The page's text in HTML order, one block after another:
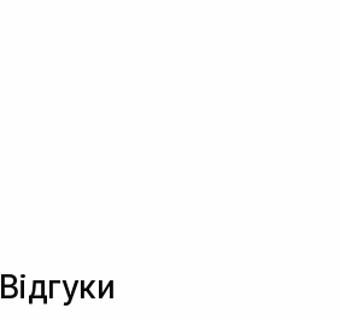
Відгуки